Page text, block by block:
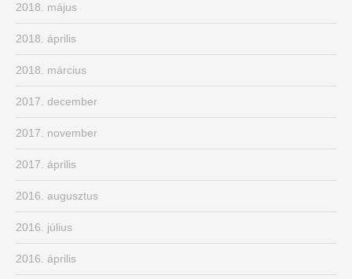
2018. május
2018. április
2018. március
2017. december
2017. november
2017. április
2016. augusztus
2016. július
2016. április